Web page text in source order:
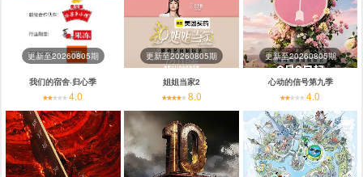
更新至20260805期
我们的宿舍·归心季
4.0
更新至20260805期
姐姐当家2
8.0
更新至20260805期
心动的信号第九季
4.0